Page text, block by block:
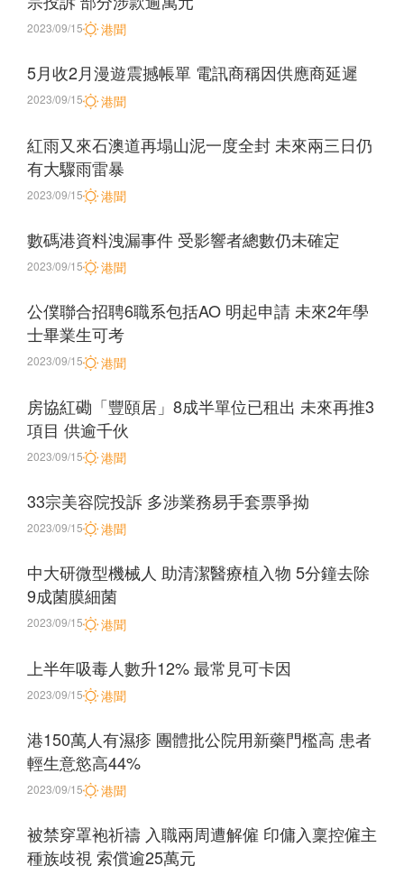
港聞
2023/09/15
5月收2月漫遊震撼帳單 電訊商稱因供應商延遲
港聞
2023/09/15
紅雨又來石澳道再塌山泥一度全封 未來兩三日仍
有大驟雨雷暴
港聞
2023/09/15
數碼港資料洩漏事件 受影響者總數仍未確定
港聞
2023/09/15
公僕聯合招聘6職系包括AO 明起申請 未來2年學
士畢業生可考
港聞
2023/09/15
房協紅磡「豐頤居」8成半單位已租出 未來再推3
項目 供逾千伙
港聞
2023/09/15
33宗美容院投訴 多涉業務易手套票爭拗
港聞
2023/09/15
中大研微型機械人 助清潔醫療植入物 5分鐘去除
9成菌膜細菌
港聞
2023/09/15
上半年吸毒人數升12% 最常見可卡因
港聞
2023/09/15
港150萬人有濕疹 團體批公院用新藥門檻高 患者
輕生意慾高44%
港聞
2023/09/15
被禁穿罩袍祈禱 入職兩周遭解僱 印傭入稟控僱主
種族歧視 索償逾25萬元